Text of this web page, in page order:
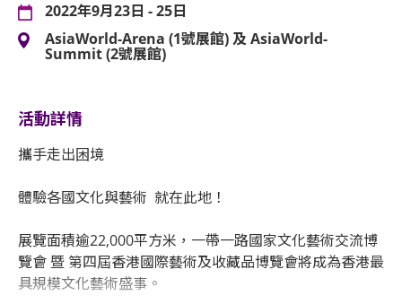
2022年9月23日 - 25日
AsiaWorld-Arena (1號展館) 及 AsiaWorld-
Summit (2號展館)
活動詳情
攜手走出困境
體驗各國文化與藝術 就在此地！
展覽面積逾22,000平方米，一帶一路國家文化藝術交流博
覽會 暨 第四屆香港國際藝術及收藏品博覽會將成為香港最
具規模文化藝術盛事。